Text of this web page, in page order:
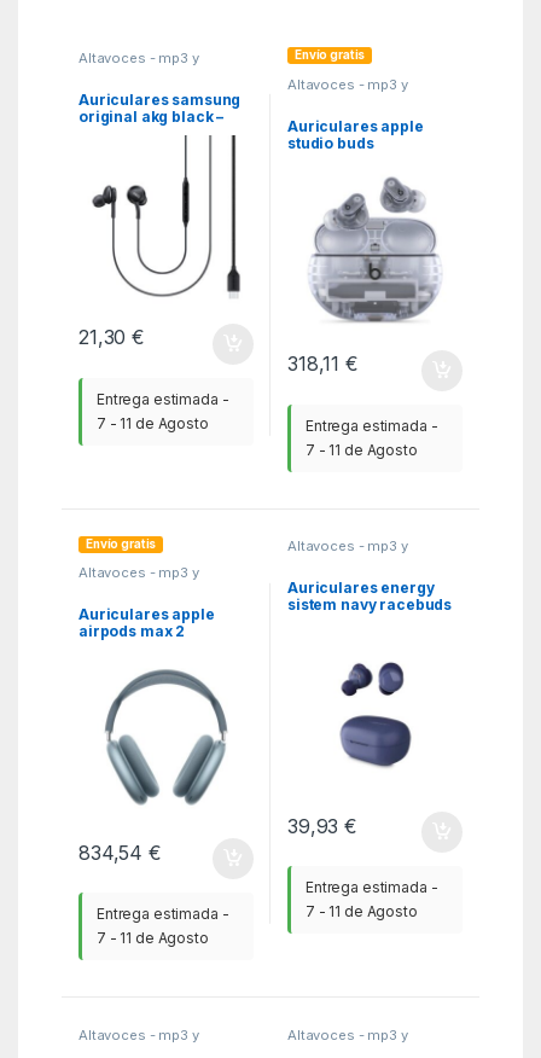
Altavoces - mp3 y
Auriculares
Auriculares samsung
original akg black –
21,30€
Entrega estimada -
7 - 11 de Agosto
Envío gratis
Altavoces - mp3 y
Auriculares
Auriculares apple
studio buds
transparente
318,11€
Entrega estimada -
7 - 11 de Agosto
Envío gratis
Altavoces - mp3 y
Auriculares apple
airpods max 2
834,54€
Entrega estimada -
7 - 11 de Agosto
Altavoces - mp3 y
Auriculares energy
sistem navy racebuds
39,93€
Entrega estimada -
7 - 11 de Agosto
Altavoces - mp3 y
Auriculares
Altavoces - mp3 y
Auriculares